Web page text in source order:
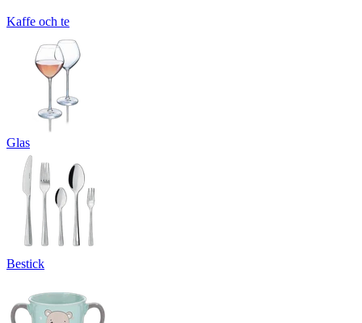
Kaffe och te
Glas
Bestick